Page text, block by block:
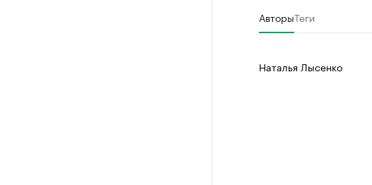
АвторыТеги
Наталья Лысенко